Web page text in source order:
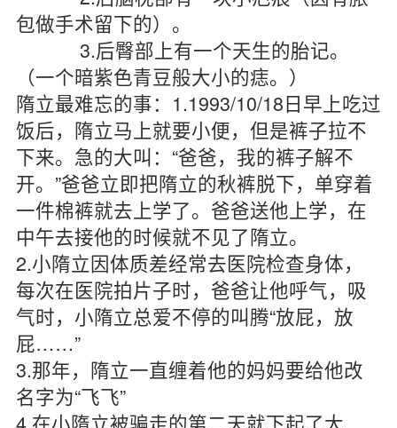
包做手术留下的）。
3.后臀部上有一个天生的胎记。
（一个暗紫色青豆般大小的痣。）
隋立最难忘的事：1.1993/10/18日早上吃过
饭后，隋立马上就要小便，但是裤子拉不
下来。急的大叫：“爸爸，我的裤子解不
开。”爸爸立即把隋立的秋裤脱下，单穿着
一件棉裤就去上学了。爸爸送他上学，在
中午去接他的时候就不见了隋立。
2.小隋立因体质差经常去医院检查身体，
每次在医院拍片子时，爸爸让他呼气，吸
气时，小隋立总爱不停的叫腾“放屁，放
屁……”
3.那年，隋立一直缠着他的妈妈要给他改
名字为“飞飞”
4.在小隋立被骗走的第二天就下起了大